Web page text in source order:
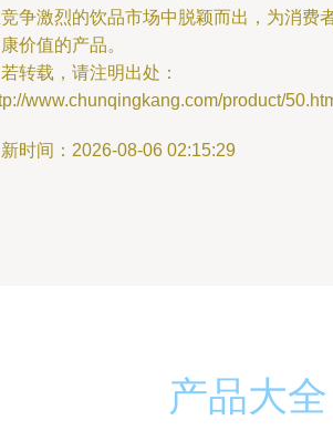
争激烈的饮品市场中脱颖而出，为消费
价值的产品。
转载，请注明出处：
www.chunqingkang.com/product/
时间：2026-08-06 02:15:29
产品大全